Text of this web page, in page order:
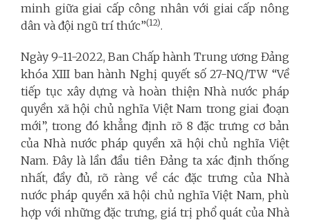
minh giữa giai cấp công nhân với giai cấp nông
dân và đội ngũ trí thức”(12).
Ngày 9-11-2022, Ban Chấp hành Trung ương Đảng
khóa XIII ban hành Nghị quyết số 27-NQ/TW “Về
tiếp tục xây dựng và hoàn thiện Nhà nước pháp
quyền xã hội chủ nghĩa Việt Nam trong giai đoạn
mới”, trong đó khẳng định rõ 8 đặc trưng cơ bản
của Nhà nước pháp quyền xã hội chủ nghĩa Việt
Nam. Đây là lần đầu tiên Đảng ta xác định thống
nhất, đầy đủ, rõ ràng về các đặc trưng của Nhà
nước pháp quyền xã hội chủ nghĩa Việt Nam, phù
hợp với những đặc trưng, giá trị phổ quát của Nhà